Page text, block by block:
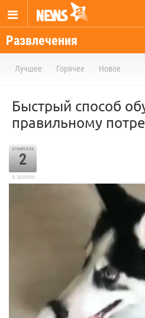
Развлечения
Лучшее Горячее Новое
Быстрый способ
правильному
отметили
2
в архиве